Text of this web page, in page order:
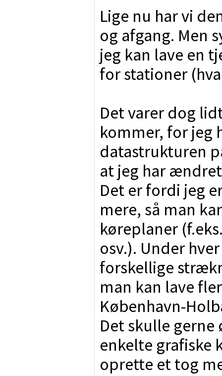
Lige nu har vi
og afgang. Men
jeg kan lave en
for stationer
Det varer dog
kommer, for jeg
datastrukturen
at jeg har
Det er fordi jeg
mere, så man
køreplaner
osv.). Under
forskellige
man kan lave
København-
Det skulle
enkelte grafiske
oprette et tog